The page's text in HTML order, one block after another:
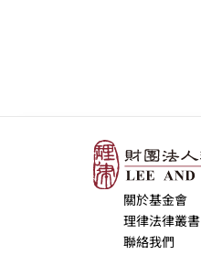
關於基金會
理律法律叢書
聯絡我們